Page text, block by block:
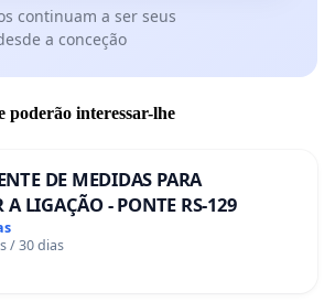
continuam a ser seus
a conceção
poderão interessar-lhe
DE MEDIDAS PARA
A LIGAÇÃO - PONTE RS-129
/ 30 dias